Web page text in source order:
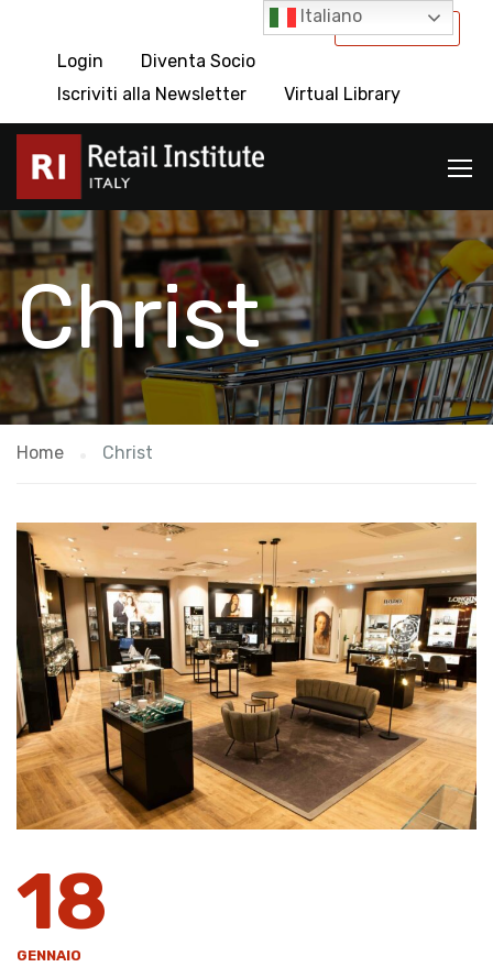
International
Login
Diventa Socio
Iscriviti alla Newsletter
Virtual Library
Christ
Home Christ
18
GENNAIO
Italiano